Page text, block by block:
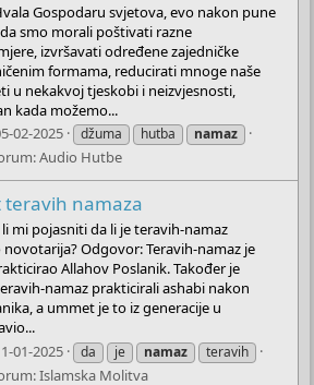
Gospodaru svjetova, evo nakon pune
smo morali poštivati razne
izvršavati određene zajedničke
formama, reducirati mnoge naše
u nekakvoj tjeskobi i neizvjesnosti,
kada možemo...
02-2025 džuma hutba namaz
Audio Hutbe
teravih namaza
mi pojasniti da li je teravih-namaz
Odgovor: Teravih-namaz je
Allahov Poslanik. Također je
namaz prakticirali ashabi nakon
a ummet je to iz generacije u
01-2025 da je namaz teravih
Islamska Molitva